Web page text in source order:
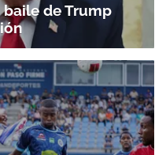
baile de Trump